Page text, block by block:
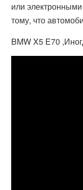
или
тому, что
BMW X5 E70